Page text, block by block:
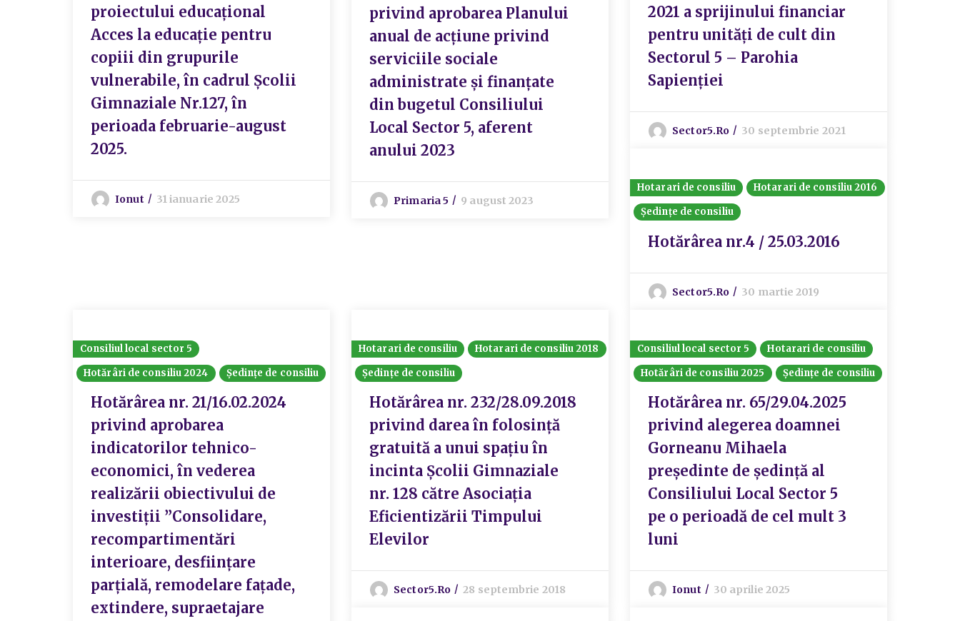
proiectului educațional
Acces la educație pentru
copiii din grupurile
vulnerabile, în cadrul Școlii
Gimnaziale Nr.127, în
perioada februarie-august
2025.
Ionut 31 ianuarie 2025
privind aprobarea Planului
anual de acțiune privind
serviciile sociale
administrate și finanțate
din bugetul Consiliului
Local Sector 5, aferent
anului 2023
Primaria 5 9 august 2023
2021 a sprijinului financiar
pentru unități de cult din
Sectorul 5 – Parohia
Sapienției
Sector5.ro 30 septembrie 2021
Hotarari de consiliu
Hotarari de consiliu 2016
Ședințe de consiliu
Hotărârea nr.4 / 25.03.2016
Sector5.ro 30 martie 2019
Consiliul local sector 5
Hotărâri de consiliu 2024
Ședințe de consiliu
Hotărârea nr. 21/16.02.2024
privind aprobarea
indicatorilor tehnico-
economici, în vederea
realizării obiectivului de
investiții ”Consolidare,
recompartimentări
interioare, desființare
parțială, remodelare fațade,
extindere, supraetajare
Hotarari de consiliu
Hotarari de consiliu 2018
Ședințe de consiliu
Hotărârea nr. 232/28.09.2018
privind darea în folosință
gratuită a unui spațiu în
incinta Școlii Gimnaziale
nr. 128 către Asociația
Eficientizării Timpului
Elevilor
Sector5.ro 28 septembrie 2018
Consiliul local sector 5
Hotarari de consiliu
Hotărâri de consiliu 2025
Ședințe de consiliu
Hotărârea nr. 65/29.04.2025
privind alegerea doamnei
Gorneanu Mihaela
preşedinte de şedinţă al
Consiliului Local Sector 5
pe o perioadă de cel mult 3
luni
Ionut 30 aprilie 2025